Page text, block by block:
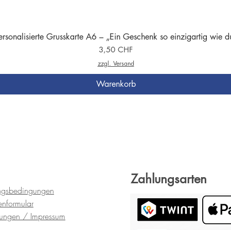
Grusskarte A6 – „Ein Geschenk so einzigartig wie
Preis
3,50 CHF
zzgl. Versand
Warenkorb
formular
/ Impressum
Zahlungsarten